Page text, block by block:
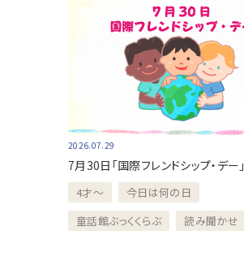
2026.07.29
7月30日「国際フレンドシップ・デー」
4才～
今日は何の日
童話館ぶっくくらぶ
読み聞かせ